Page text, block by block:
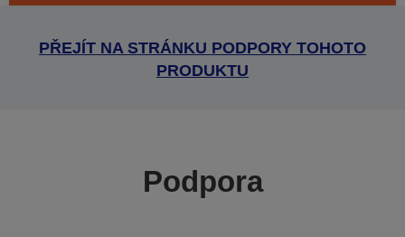
PŘEJÍT NA STRÁNKU PODPORY TOHOTO
PRODUKTU
Podpora